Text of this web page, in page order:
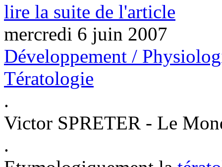
lire la suite de l'article
mercredi 6 juin 2007
Développement /
Tératologie
.
Victor SPRETER - Le
.